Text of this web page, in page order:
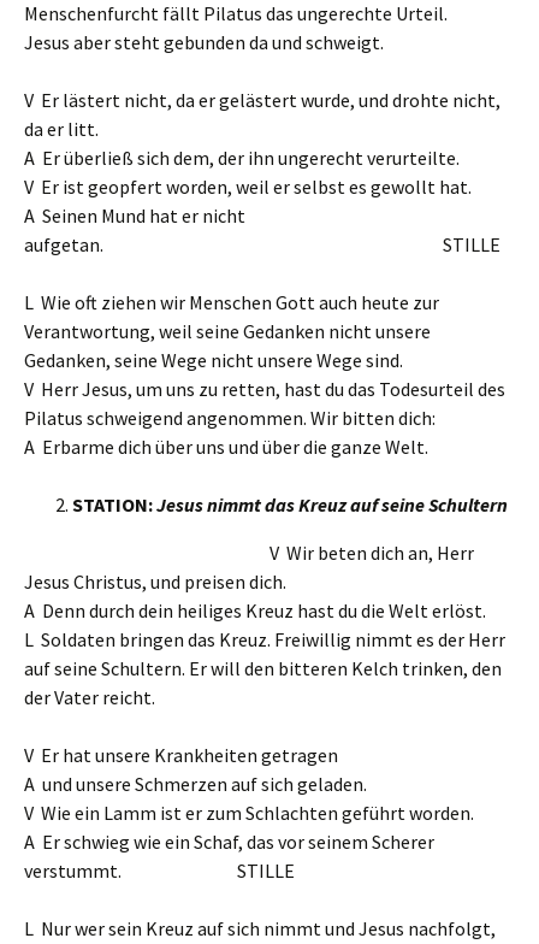
Menschenfurcht fällt Pilatus das ungerechte Urteil.
Jesus aber steht gebunden da und schweigt.
V Er lästert nicht, da er gelästert wurde, und drohte nicht,
da er litt.
A Er überließ sich dem, der ihn ungerecht verurteilte.
V Er ist geopfert worden, weil er selbst es gewollt hat.
A Seinen Mund hat er nicht
aufgetan. STILLE
L Wie oft ziehen wir Menschen Gott auch heute zur
Verantwortung, weil seine Gedanken nicht unsere
Gedanken, seine Wege nicht unsere Wege sind.
V Herr Jesus, um uns zu retten, hast du das Todesurteil des
Pilatus schweigend angenommen. Wir bitten dich:
A Erbarme dich über uns und über die ganze Welt.
STATION:Jesus nimmt das Kreuz auf seine Schultern
V Wir beten dich an, Herr
Jesus Christus, und preisen dich.
A Denn durch dein heiliges Kreuz hast du die Welt erlöst.
L Soldaten bringen das Kreuz. Freiwillig nimmt es der Herr
auf seine Schultern. Er will den bitteren Kelch trinken, den
der Vater reicht.
V Er hat unsere Krankheiten getragen
A und unsere Schmerzen auf sich geladen.
V Wie ein Lamm ist er zum Schlachten geführt worden.
A Er schwieg wie ein Schaf, das vor seinem Scherer
verstummt. STILLE
L Nur wer sein Kreuz auf sich nimmt und Jesus nachfolgt,